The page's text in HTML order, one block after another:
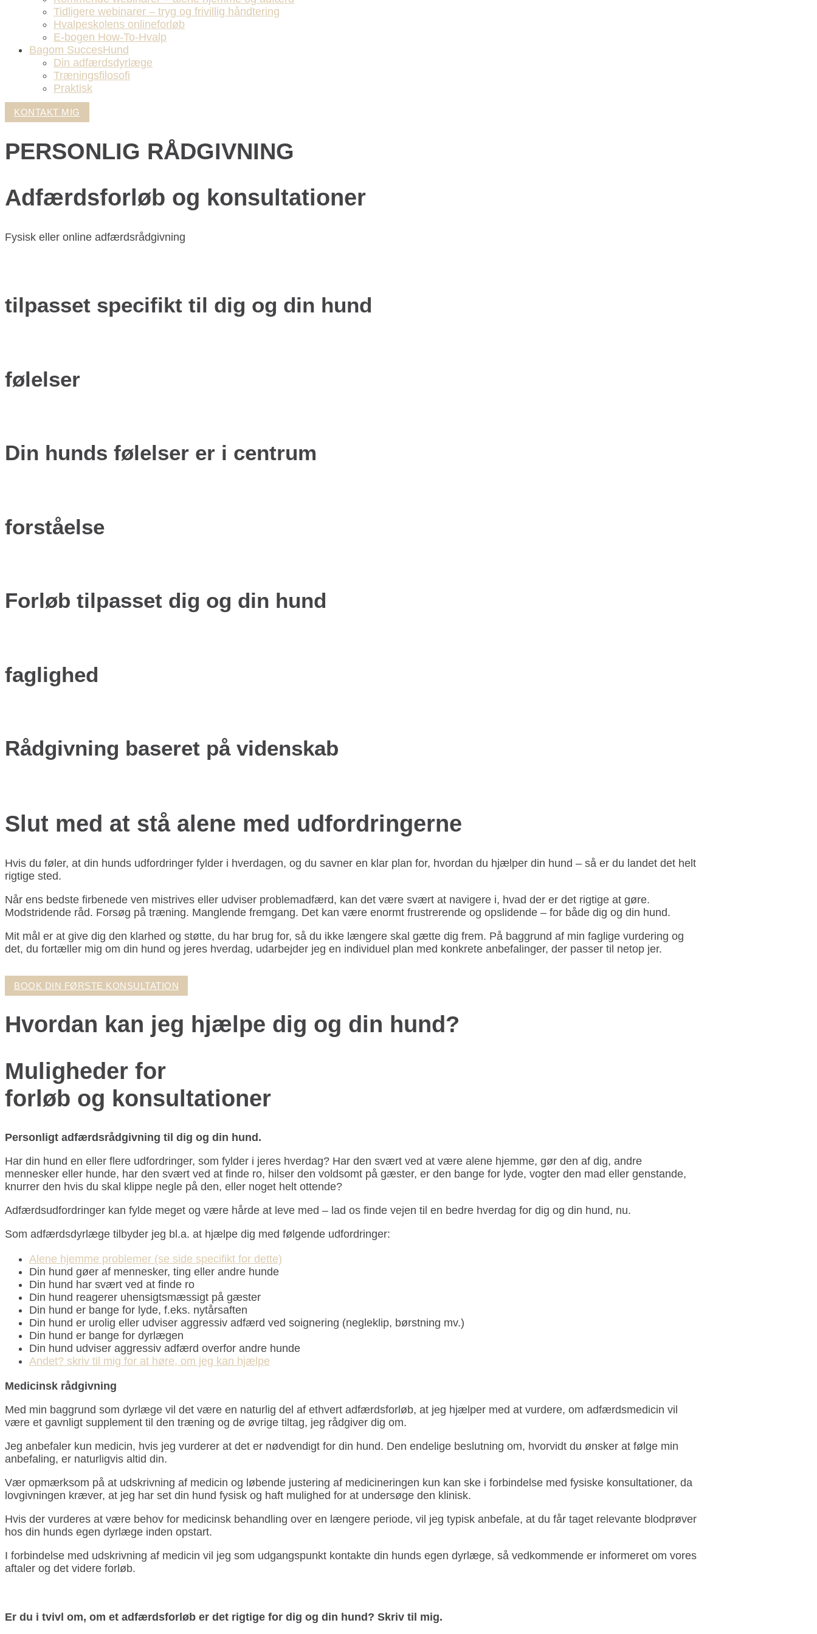
Tidligere webinarer – tryg og frivillig håndtering
Hvalpeskolens onlineforløb
E-bogen How-To-Hvalp
Bagom SuccesHund
Din adfærdsdyrlæge
Træningsfilosofi
Praktisk
KONTAKT MIG
PERSONLIG RÅDGIVNING
Adfærdsforløb og konsultationer
Fysisk eller online adfærdsrådgivning
tilpasset specifikt til dig og din hund
følelser
Din hunds følelser er i centrum
forståelse
Forløb tilpasset dig og din hund
faglighed
Rådgivning baseret på videnskab
Slut med at stå alene med udfordringerne
Hvis du føler, at din hunds udfordringer fylder i hverdagen, og du savner en klar plan for, hvordan du hjælper din hund – så er du landet det helt
rigtige sted.
Når ens bedste firbenede ven mistrives eller udviser problemadfærd, kan det være svært at navigere i, hvad der er det rigtige at gøre.
Modstridende råd. Forsøg på træning. Manglende fremgang. Det kan være enormt frustrerende og opslidende – for både dig og din hund.
Mit mål er at give dig den klarhed og støtte, du har brug for, så du ikke længere skal gætte dig frem. På baggrund af min faglige vurdering og
det, du fortæller mig om din hund og jeres hverdag, udarbejder jeg en individuel plan med konkrete anbefalinger, der passer til netop jer.
BOOK DIN FØRSTE KONSULTATION
Hvordan kan jeg hjælpe dig og din hund?
Muligheder for
forløb og konsultationer
Personligt adfærdsrådgivning til dig og din hund.
Har din hund en eller flere udfordringer, som fylder i jeres hverdag? Har den svært ved at være alene hjemme, gør den af dig, andre
mennesker eller hunde, har den svært ved at finde ro, hilser den voldsomt på gæster, er den bange for lyde, vogter den mad eller genstande,
knurrer den hvis du skal klippe negle på den, eller noget helt ottende?
Adfærdsudfordringer kan fylde meget og være hårde at leve med – lad os finde vejen til en bedre hverdag for dig og din hund, nu.
Som adfærdsdyrlæge tilbyder jeg bl.a. at hjælpe dig med følgende udfordringer:
Alene hjemme problemer (se side specifikt for dette)
Din hund gøer af mennesker, ting eller andre hunde
Din hund har svært ved at finde ro
Din hund reagerer uhensigtsmæssigt på gæster
Din hund er bange for lyde, f.eks. nytårsaften
Din hund er urolig eller udviser aggressiv adfærd ved soignering (negleklip, børstning mv.)
Din hund er bange for dyrlægen
Din hund udviser aggressiv adfærd overfor andre hunde
Andet? skriv til mig for at høre, om jeg kan hjælpe
Medicinsk rådgivning
Med min baggrund som dyrlæge vil det være en naturlig del af ethvert adfærdsforløb, at jeg hjælper med at vurdere, om adfærdsmedicin vil
være et gavnligt supplement til den træning og de øvrige tiltag, jeg rådgiver dig om.
Jeg anbefaler kun medicin, hvis jeg vurderer at det er nødvendigt for din hund. Den endelige beslutning om, hvorvidt du ønsker at følge min
anbefaling, er naturligvis altid din.
Vær opmærksom på at udskrivning af medicin og løbende justering af medicineringen kun kan ske i forbindelse med fysiske konsultationer, da
lovgivningen kræver, at jeg har set din hund fysisk og haft mulighed for at undersøge den klinisk.
Hvis der vurderes at være behov for medicinsk behandling over en længere periode, vil jeg typisk anbefale, at du får taget relevante blodprøver
hos din hunds egen dyrlæge inden opstart.
I forbindelse med udskrivning af medicin vil jeg som udgangspunkt kontakte din hunds egen dyrlæge, så vedkommende er informeret om vores
aftaler og det videre forløb.
Er du i tvivl om, om et adfærdsforløb er det rigtige for dig og din hund? Skriv til mig.